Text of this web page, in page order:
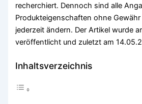
recherchiert. Dennoch sind alle
Produkteigenschaften ohne
jederzeit ändern. Der Artikel wurde
veröffentlicht und zuletzt am
Inhaltsverzeichnis